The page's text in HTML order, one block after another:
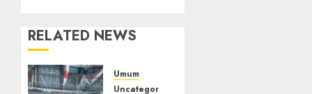
RELATED NEWS
Umum
Uncategorized